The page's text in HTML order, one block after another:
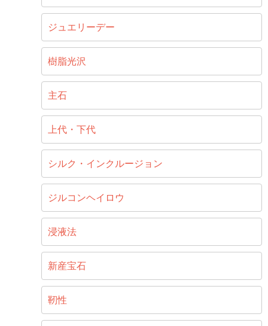
ジュエリーデー
樹脂光沢
主石
上代・下代
シルク・インクルージョン
ジルコンヘイロウ
浸液法
新産宝石
靭性